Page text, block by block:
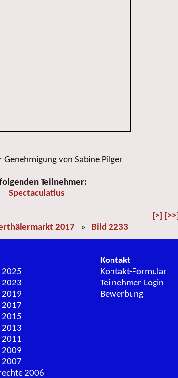
von Sabine Pilger
Teilnehmer:
Spectaculatius
[>] [>>]
2017 » Bild 2233
2006
Kontakt
Kontakt-Formular
Teilnehmer-Login
Bewerbung